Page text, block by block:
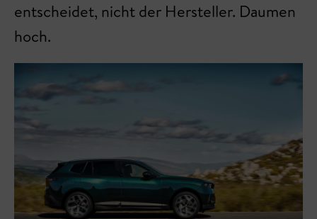
entscheidet, nicht der Hersteller. Daumen
hoch.